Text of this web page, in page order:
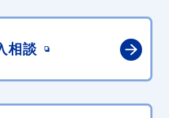
相談